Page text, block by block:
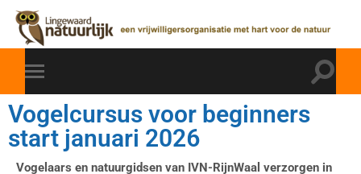
Vogelcursus voor beginners
start januari 2026
Vogelaars en natuurgidsen van IVN-RijnWaal verzorgen in